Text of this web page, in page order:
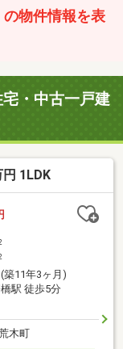
物件情報を表
・中古一戸建
1LDK
築11年3ヶ月)
駅 徒歩5分
木町